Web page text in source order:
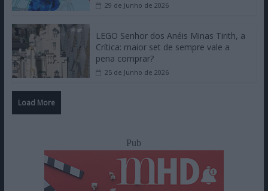
29 de Junho de 2026
LEGO Senhor dos Anéis Minas Tirith, a
Crítica: maior set de sempre vale a
pena comprar?
25 de Junho de 2026
Load More
Pub